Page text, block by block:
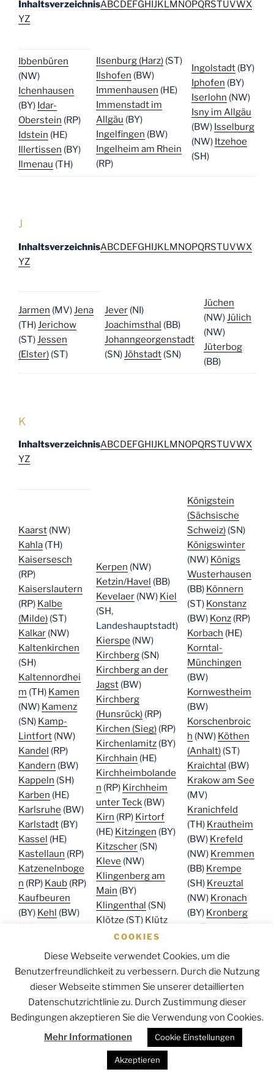
InhaltsverzeichnisABC D EFGH JKLM NOPQRSTUVWX
YZ
Ibbenbüren
(NW)
Ichenhausen
(BY) Idar-
Oberstein (RP)
Idstein (HE)
Illertissen (BY)
Ilmenau (TH)
Ilsenburg (Harz)(ST)
Ilshofen (BW)
Immenhausen (HE)
Immenstadt im
Allgäu (BY)
Ingelfingen (BW)
Ingelheim am Rhein
(RP)
Ingolstadt(BY)
Iphofen (BY)
Iserlohn (NW)
Isny im Allgäu
(BW) Isselburg
(NW) Itzehoe
(SH)
J
InhaltsverzeichnisABCDEFGHIJKLMNOPQRSTUVWX
YZ
Jarmen (MV)Jena
(TH)Jerichow
(ST)Jessen
(Elster) (ST)
Jever(NI)
Joachimsthal (BB)
Johanngeorgenstadt
(SN)Jöhstadt(SN)
Jüchen
(NW)Jülich
(NW)
Jüterbog
(BB)
K
InhaltsverzeichnisABC D EFGH JKLM NOPQRSTUVWX
YZ
Kaarst (NW)
Kahla (TH)
Kaisersesch
(RP)
Kaiserslautern
(RP) Kalbe
(Milde) (ST)
Kalkar (NW)
Kaltenkirchen
(SH)
Kaltennordhei
m (TH) Kamen
(NW) Kamenz
(SN) Kamp-
Lintfort (NW)
Kandel (RP)
Kandern (BW)
Kappeln (SH)
Karben (HE)
Karlsruhe (BW)
Karlstadt (BY)
Kassel (HE)
Kastellaun (RP)
Katzenelnboge
n (RP) Kaub (RP)
Kaufbeuren
(BY) Kehl (BW)
Kelbra
Kelheim
(BY)Kelkheim
(Taunus)(HE)
Kellinghusen
(SH)
Kelsterbach
Kemberg
Kerpen (NW)
Ketzin/Havel (BB)
Kevelaer(NW) Kiel
(SH,
Landeshauptstadt)
Kierspe (NW)
Kirchberg(SN)
Kirchberg an der
Jagst(BW)
Kirchberg
(Hunsrück)(RP)
Kirchen (Sieg)(RP)
Kirchenlamitz(BY)
Kirchhain (HE)
Kirchheimbolande
n (RP) Kirchheim
unter Teck(BW)
Kirn (RP) Kirtorf
(HE) Kitzingen (BY)
Kitzscher(SN)
Kleve (NW)
Klingenberg am
Main (BY)
Klingenthal (SN)
Klötze (ST) Klütz
(MV)Knittlingen
(RP)
Kölleda
(TH)Köln
(NW)Königsberg
in Bayern(BY)
Königsbrück (SN)
Königsbrunn
(BY)
Königsee(TH)
Königslutter am
Königstein
(Sächsische
Schweiz)(SN)
Königswinter
(NW) Königs
Wusterhausen
(BB) Könnern
(ST) Konstanz
(BW) Konz(RP)
Korbach (HE)
Korntal-
Münchingen
(BW)
Kornwestheim
(BW)
Korschenbroic
h (NW) Köthen
(Anhalt)(ST)
Kraichtal (BW)
Krakow am See
(MV)
Kranichfeld
(TH) Krautheim
(BW) Krefeld
(NW) Kremmen
(BB) Krempe
(SH) Kreuztal
(NW) Kronach
(BY) Kronberg
im Taunus
(HE)
Kroppenstedt
(ST)Krumbach
(Schwaben)
(BY)
Kühlungsborn
(MV)Kulmbach
(BY)Külsheim
COOKIES
Diese Webseite verwendet Cookies, um die
Benutzerfreundlichkeit zu verbessern. Durch die Nutzung
dieser Webseite stimmen Sie unserer detaillierten
Datenschutzrichtlinie zu. Durch Zustimmung dieser
Bedingungen akzeptieren Sie die Verwendung von Cookies.
Mehr Informationen
Cookie Einstellungen
Akzeptieren